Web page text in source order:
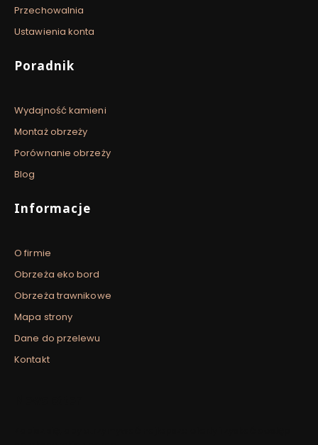
Przechowalnia
Ustawienia konta
Poradnik
Wydajność kamieni
Montaż obrzeży
Porównanie obrzeży
Blog
Informacje
O firmie
Obrzeża eko bord
Obrzeża trawnikowe
Mapa strony
Dane do przelewu
Kontakt